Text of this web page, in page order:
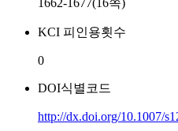
1662-1677(16쪽)
KCI 피인용횟수
0
DOI식별코드
http://dx.doi.org/10.1007/